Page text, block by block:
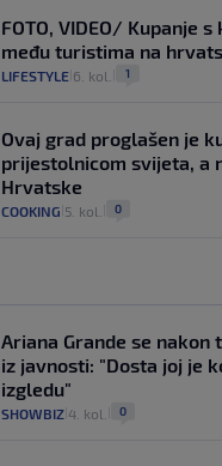
FOTO, VIDEO/ Kupanje
među turistima na
LIFESTYLE 6. kol. 1
Ovaj grad proglašen je
prijestolnicom svijeta, a
Hrvatske
COOKING 5. kol. 0
Ariana Grande se nakon
iz javnosti: "Dosta joj je
izgledu"
SHOWBIZ 4. kol. 0